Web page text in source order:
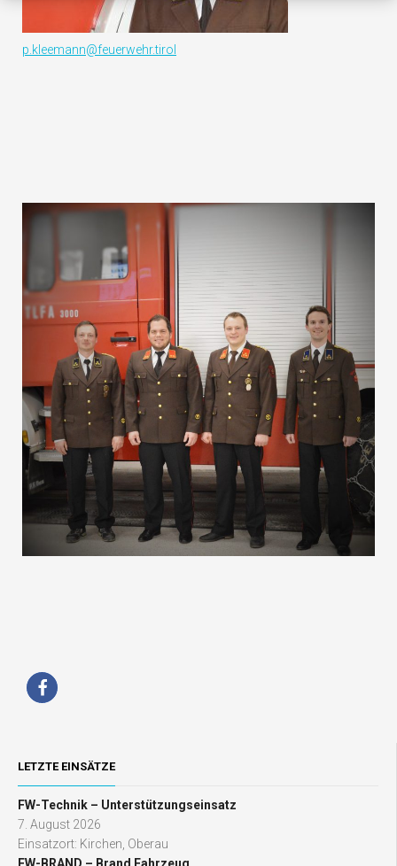
p.kleemann@feuerwehr.tirol
LETZTE EINSÄTZE
FW-Technik – Unterstützungseinsatz
7. August 2026
Einsatzort: Kirchen, Oberau